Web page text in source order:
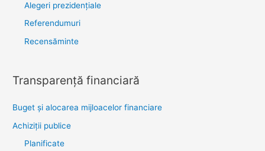
Alegeri prezidențiale
Referendumuri
Recensăminte
Transparenţă financiară
Buget și alocarea mijloacelor financiare
Achiziţii publice
Planificate